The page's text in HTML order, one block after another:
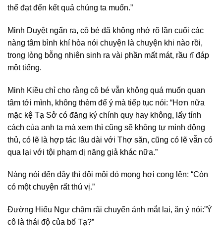
thể đạt đến kết quả chúng ta muốn.”
Minh Duyệt ngẩn ra, cô bé đã không nhớ rõ lần cuối các
nàng tâm bình khí hòa nói chuyện là chuyện khi nào rồi,
trong lòng bỗng nhiên sinh ra vài phần mất mát, rầu rĩ đáp
một tiếng.
Minh Kiều chỉ cho rằng cô bé vẫn không quá muốn quan
tâm tới mình, không thèm để ý mà tiếp tục nói: “Hơn nữa
mặc kệ Tạ Sở có đăng ký chính quy hay không, lấy tính
cách của anh ta mà xem thì cũng sẽ không tự mình động
thủ, có lẽ là hợp tác lâu dài với Thợ săn, cũng có lẽ vẫn có
qua lại với tội phạm dị năng giả khác nữa.”
Nàng nói đến đây thì đôi môi đỏ mọng hơi cong lên: “Còn
có một chuyện rất thú vị.”
Đường Hiểu Ngư chậm rãi chuyển ánh mắt lại, ăn ý nói:”Ý
cô là thái độ của bố Tạ?”